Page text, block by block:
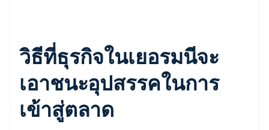
วิธีที่ธุรกิจในเยอรมนีจะ
เอาชนะอุปสรรคในการ
เข้าสู่ตลาด